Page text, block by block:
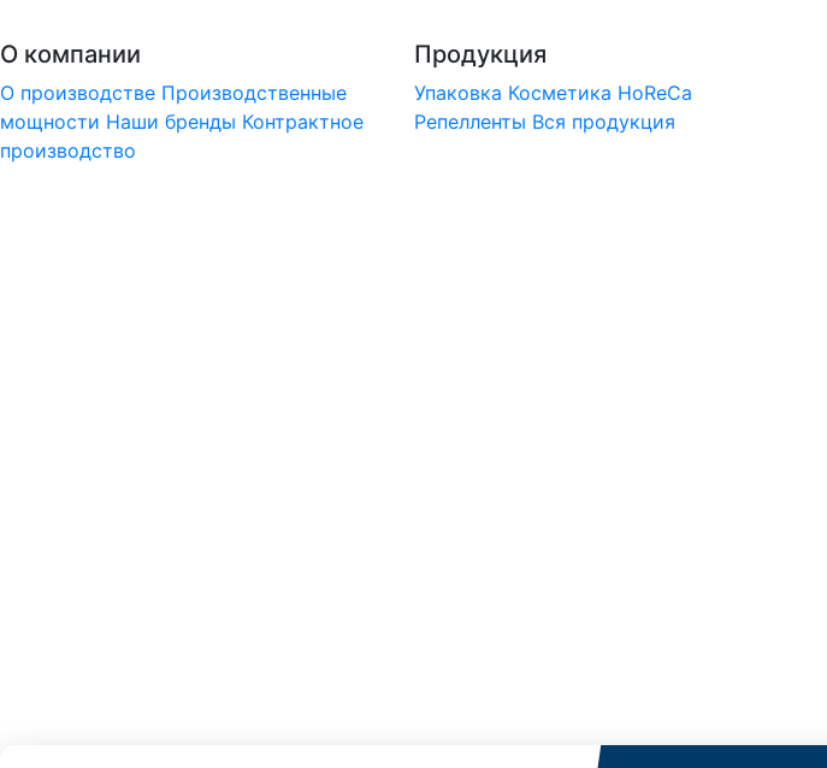
О компании
О производстве Производственные
мощности Наши бренды Контрактное
производство
Продукция
Упаковка Косметика HoReCa
Репелленты Вся продукция